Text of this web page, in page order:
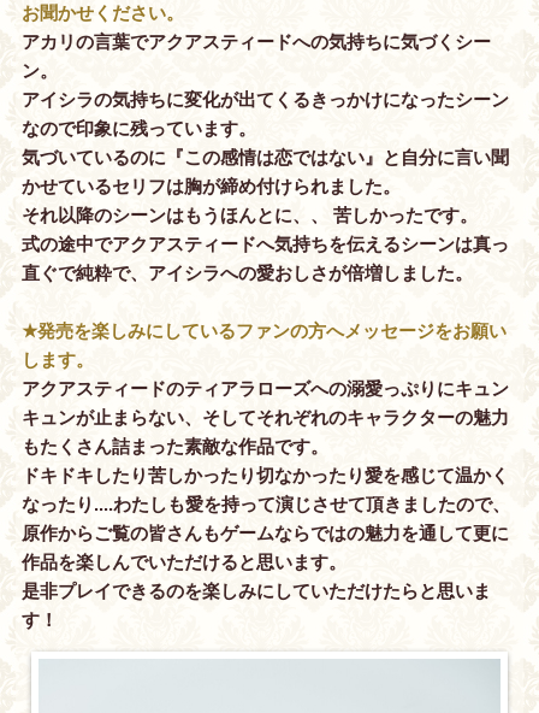
お聞かせください。
アカリの言葉でアクアスティードへの気持ちに気づくシー
ン。
アイシラの気持ちに変化が出てくるきっかけになったシーン
なので印象に残っています。
気づいているのに『この感情は恋ではない』と自分に言い聞
かせているセリフは胸が締め付けられました。
それ以降のシーンはもうほんとに、、 苦しかったです。
式の途中でアクアスティードへ気持ちを伝えるシーンは真っ
直ぐで純粋で、アイシラへの愛おしさが倍増しました。
★発売を楽しみにしているファンの方へメッセージをお願い
します。
アクアスティードのティアラローズへの溺愛っぷりにキュン
キュンが止まらない、そしてそれぞれのキャラクターの魅力
もたくさん詰まった素敵な作品です。
ドキドキしたり苦しかったり切なかったり愛を感じて温かく
なったり....わたしも愛を持って演じさせて頂きましたので、
原作からご覧の皆さんもゲームならではの魅力を通して更に
作品を楽しんでいただけると思います。
是非プレイできるのを楽しみにしていただけたらと思いま
す！